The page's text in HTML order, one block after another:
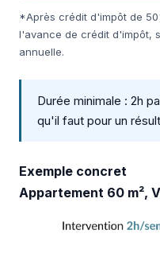
*Après crédit d'impôt de
l'avance de crédit d'impôt,
annuelle.
Durée minimale : 2h
qu'il faut pour un
Exemple concret
Appartement 60 m²,